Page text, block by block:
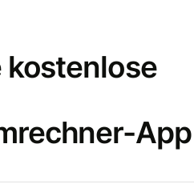
kostenlose
App